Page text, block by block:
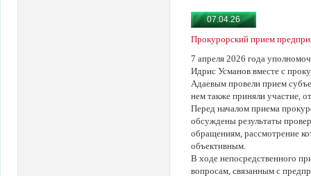
07.04.26
Прокурорский прием
7 апреля 2026 года
Идрис Усманов вместе с
Адаевым провели прием
нем также приняли участие,
Перед началом приема
обсуждены результаты
обращениям, рассмотрение
объективным.
В ходе непосредственного
вопросам, связанным с